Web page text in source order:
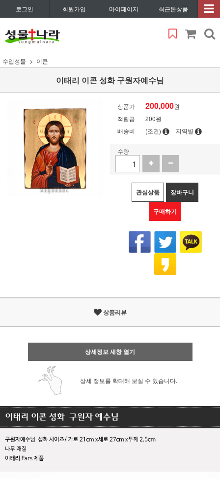
로그인 회원가입 마이페이지 최근본상품
수입성물 이콘
이태리 이콘 성화 구원자예수님
상품가 200,000원
적립금
200원
배송비
(조건) 지역별
수량
관심상품 장바구니
구매하기
상품리뷰
상세정보 새창 열기
상세 정보를 확대해 보실 수 있습니다.